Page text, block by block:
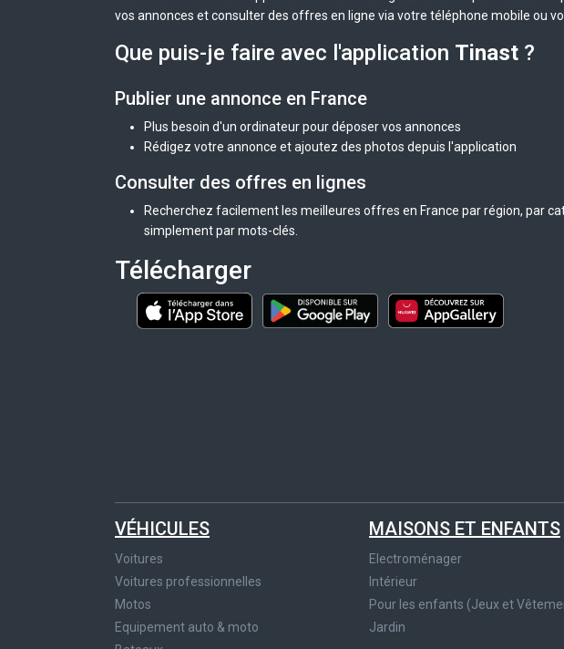
vos annonces et consulter des offres en ligne via votre téléphone mobile ou
Que puis-je faire avec l'application Tinast ?
Publier une annonce en France
Plus besoin d'un ordinateur pour déposer vos annonces
Rédigez votre annonce et ajoutez des photos depuis l'application
Consulter des offres en lignes
Recherchez facilement les meilleures offres en France par région, par
simplement par mots-clés.
Télécharger
VÉHICULES
Voitures
Voitures professionnelles
Motos
Equipement auto & moto
MAISONS ET ENFANTS
Electroménager
Intérieur
Pour les enfants (Jeux et
Jardin